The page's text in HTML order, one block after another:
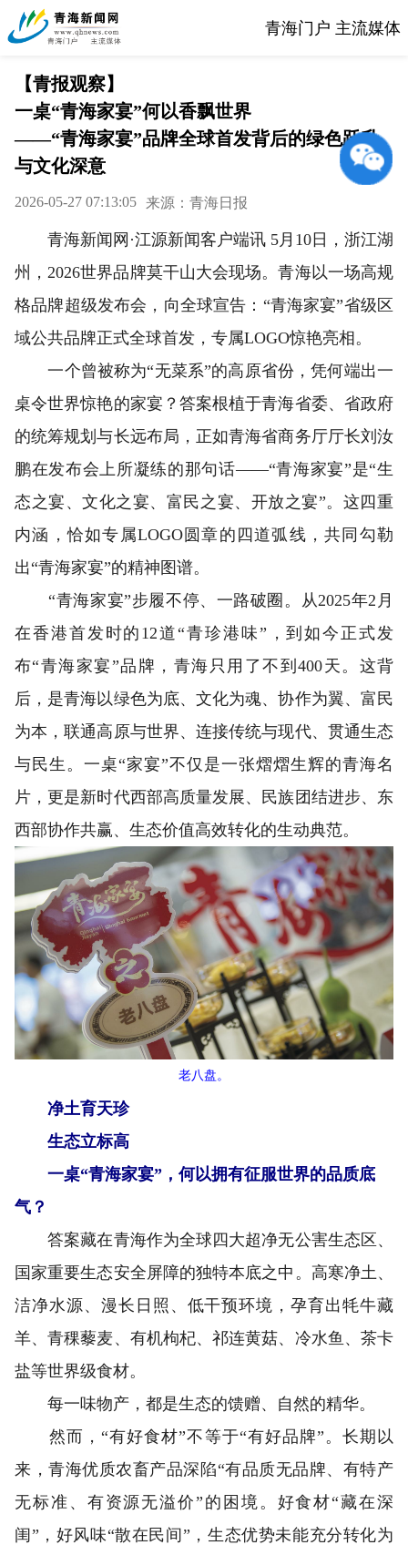
青海门户 主流媒体
【青报观察】
一桌“青海家宴”何以香飘世界
——“青海家宴”品牌全球首发背后的绿色跃升
与文化深意
2026-05-27 07:13:05 来源：青海日报
青海新闻网·江源新闻客户端讯 5月10日，浙江湖
州，2026世界品牌莫干山大会现场。青海以一场高规
格品牌超级发布会，向全球宣告：“青海家宴”省级区
域公共品牌正式全球首发，专属LOGO惊艳亮相。
一个曾被称为“无菜系”的高原省份，凭何端出一
桌令世界惊艳的家宴？答案根植于青海省委、省政府
的统筹规划与长远布局，正如青海省商务厅厅长刘汝
鹏在发布会上所凝练的那句话——“青海家宴”是“生
态之宴、文化之宴、富民之宴、开放之宴”。这四重
内涵，恰如专属LOGO圆章的四道弧线，共同勾勒
出“青海家宴”的精神图谱。
“青海家宴”步履不停、一路破圈。从2025年2月
在香港首发时的12道“青珍港味”，到如今正式发
布“青海家宴”品牌，青海只用了不到400天。这背
后，是青海以绿色为底、文化为魂、协作为翼、富民
为本，联通高原与世界、连接传统与现代、贯通生态
与民生。一桌“家宴”不仅是一张熠熠生辉的青海名
片，更是新时代西部高质量发展、民族团结进步、东
西部协作共赢、生态价值高效转化的生动典范。
老八盘。
净土育天珍
生态立标高
一桌“青海家宴”，何以拥有征服世界的品质底
气？
答案藏在青海作为全球四大超净无公害生态区、
国家重要生态安全屏障的独特本底之中。高寒净土、
洁净水源、漫长日照、低干预环境，孕育出牦牛藏
羊、青稞藜麦、有机枸杞、祁连黄菇、冷水鱼、茶卡
盐等世界级食材。
每一味物产，都是生态的馈赠、自然的精华。
然而，“有好食材”不等于“有好品牌”。长期以
来，青海优质农畜产品深陷“有品质无品牌、有特产
无标准、有资源无溢价”的困境。好食材“藏在深
闺”，好风味“散在民间”，生态优势未能充分转化为